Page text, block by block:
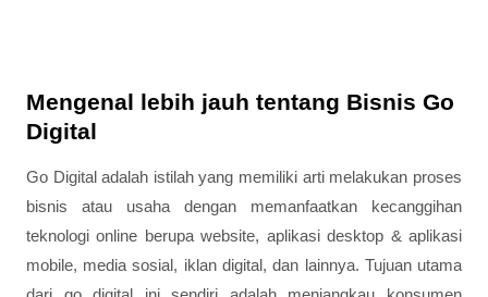
Mengenal lebih jauh tentang Bisnis Go
Digital
Go Digital adalah istilah yang memiliki arti melakukan proses
bisnis atau usaha dengan memanfaatkan kecanggihan
teknologi online berupa website, aplikasi desktop & aplikasi
mobile, media sosial, iklan digital, dan lainnya. Tujuan utama